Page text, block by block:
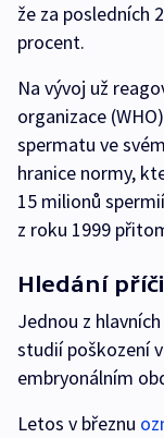
že za posledních
procent.
Na vývoj už
organizace
spermatu ve
hranice normy,
15 milionů
z roku 1999
Hledání
Jednou z
studií poškození
embryonálním
Letos v březnu